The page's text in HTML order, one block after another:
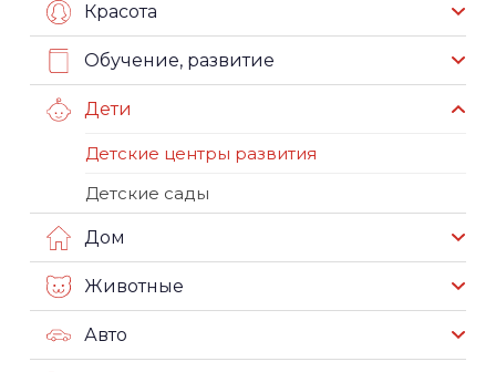
Красота
Обучение, развитие
Дети
Детские центры развития
Детские сады
Дом
Животные
Авто